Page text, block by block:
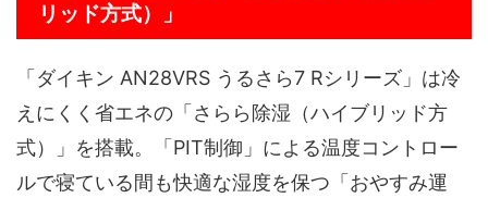
リッド方式）」
「ダイキン AN28VRS うるさら7 Rシリーズ」は冷
えにくく省エネの「さらら除湿（ハイブリッド方
式）」を搭載。「PIT制御」による温度コントロー
ルで寝ている間も快適な湿度を保つ「おやすみ運